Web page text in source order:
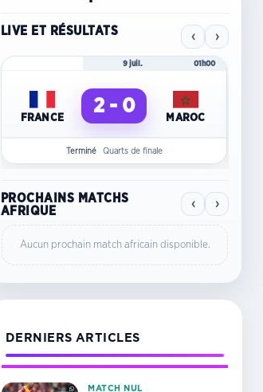
LIVE ET RÉSULTATS ‹ ›
9 juil. 01h00
FRANCE
2 - 0
MAROC
Terminé Quarts de finale
PROCHAINS MATCHS
AFRIQUE
‹ ›
Aucun prochain match africain disponible.
DERNIERS ARTICLES
MATCH NUL